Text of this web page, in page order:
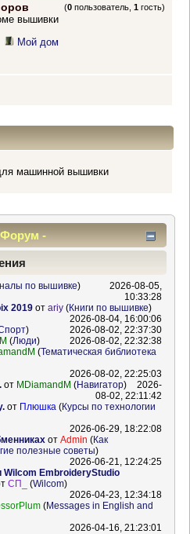
(0 пользователь,1 гость)
вышивки
Мой дом
машинной вышивки
-
по вышивке)
2026-08-05,
10:33:28
2019от ariy(Книги по вышивке)
2026-08-04, 16:00:06
)
2026-08-02, 22:37:30
(Люди)
2026-08-02, 22:32:38
(Тематическая библиотека
2026-08-02, 22:25:03
от MDiamandM (Навигатор)
2026-
08-02, 22:11:42
от Плюшка (Курсы по технологии
2026-06-29, 18:22:08
от Admin (Как
полезные советы)
2026-06-21, 12:24:25
Wilcom EmbroideryStudio
СП_ (Wilcom)
2026-04-23, 12:34:18
(Messages in English and
2026-04-16, 21:23:01